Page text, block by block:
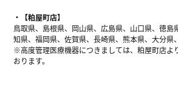
【粕屋町店】
鳥取県、島根県、岡山県、広島県、山口県、徳島
知県、福岡県、佐賀県、長崎県、熊本県、大分県
※高度管理医療機器につきましては、粕屋町店よ
おります。